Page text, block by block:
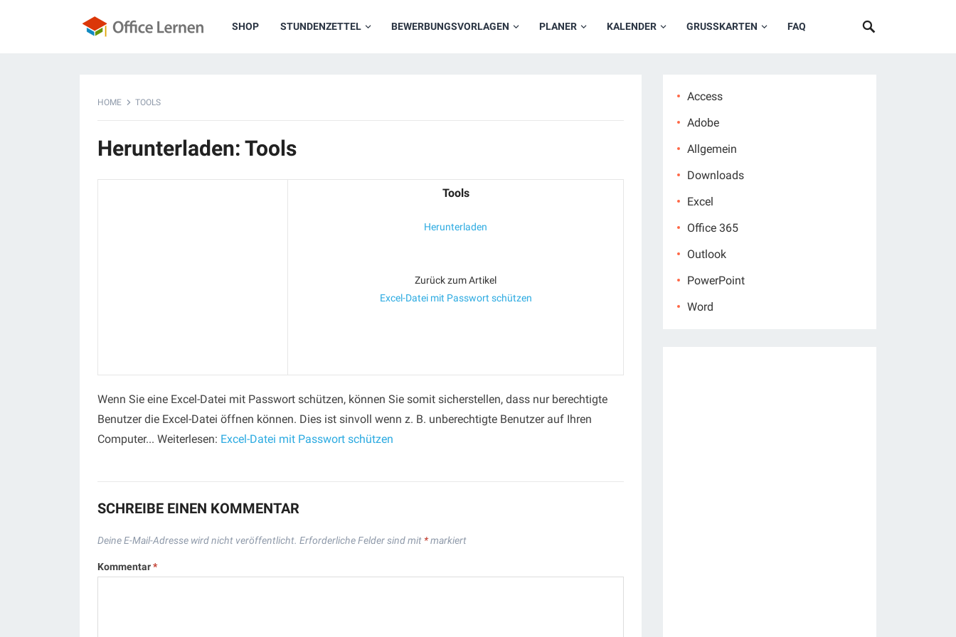
SHOP STUNDENZETTEL BEWERBUNGSVORLAGEN PLANER KALENDER GRUSSKARTEN FAQ
HOME TOOLS
Herunterladen: Tools
Tools
Herunterladen
Zurück zum Artikel
Excel-Datei mit Passwort schützen
Wenn Sie eine Excel-Datei mit Passwort schützen, können Sie somit sicherstellen, dass nur berechtigte
Benutzer die Excel-Datei öffnen können. Dies ist sinvoll wenn z. B. unberechtigte Benutzer auf Ihren
Computer... Weiterlesen: Excel-Datei mit Passwort schützen
SCHREIBE EINEN KOMMENTAR
Deine E-Mail-Adresse wird nicht veröffentlicht. Erforderliche Felder sind mit *markiert
Kommentar*
Access
Adobe
Allgemein
Downloads
Excel
Office 365
Outlook
PowerPoint
Word